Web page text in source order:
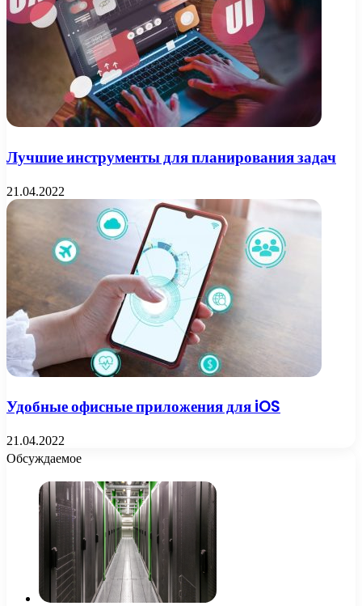
Лучшие инструменты для планирования задач
21.04.2022
Удобные офисные приложения для iOS
21.04.2022
Обсуждаемое